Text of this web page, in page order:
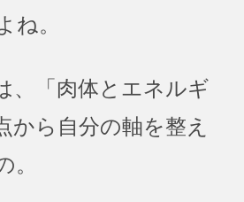
ね。
、「肉体とエネルギ
から自分の軸を整え
。